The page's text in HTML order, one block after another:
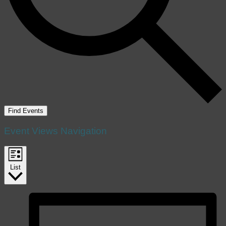
Find Events
Event Views Navigation
List